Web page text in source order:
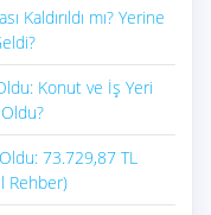
Kaldırıldı mı? Yerine
Konut ve İş Yeri
73.729,87 TL
Rehber)